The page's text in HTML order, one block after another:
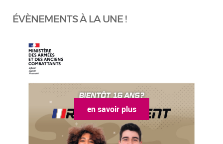
ÉVÈNEMENTS À LA UNE !
en savoir plus